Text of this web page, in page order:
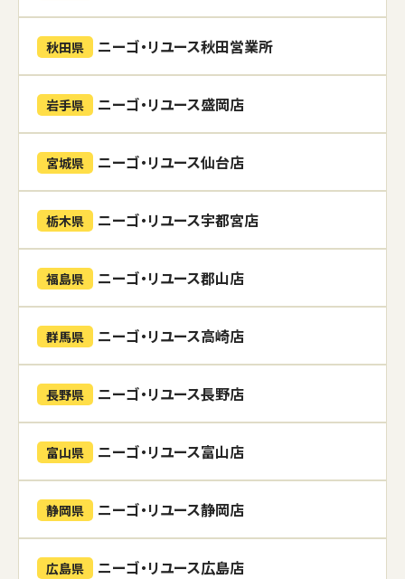
秋田県 ニーゴ・リユース秋田営業所
岩手県 ニーゴ・リユース盛岡店
宮城県 ニーゴ・リユース仙台店
栃木県 ニーゴ・リユース宇都宮店
福島県 ニーゴ・リユース郡山店
群馬県 ニーゴ・リユース高崎店
長野県 ニーゴ・リユース長野店
富山県 ニーゴ・リユース富山店
静岡県 ニーゴ・リユース静岡店
広島県 ニーゴ・リユース広島店